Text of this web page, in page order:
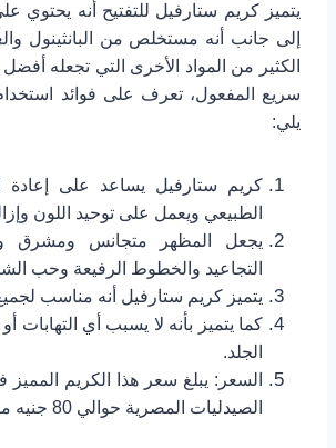
يتميز كريم ستارفيل للتفتيح أنه
إلى جانب أنه مستخلص من البانثينول
الكثير من المواد الأخرى التي تجعله
سريع المفعول، تعرف على فوائد
يلي:
كريم ستارفيل يساعد على إعادة
الطبيعي ويعمل على توحيد اللون
يجعل المظهر متجانس ومشرق
التجاعيد والخطوط الرفيعة وحب
يتميز كريم ستارفيل أنه مناسب
كما يتميز بأنه لا يسبب أي التهابات
الجلد.
السعر: يبلغ سعر هذا الكريم
الصيدليات المصرية حوالي 80 جنيه مصري.